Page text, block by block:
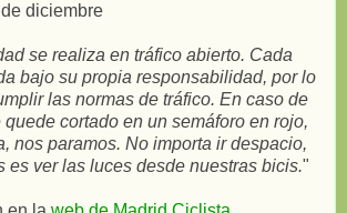
diciembre
se realiza en tráfico abierto. Cada
bajo su propia responsabilidad, por lo
las normas de tráfico. En caso de
cortado en un semáforo en rojo,
nos paramos. No importa ir despacio,
es ver las luces desde nuestras bicis."